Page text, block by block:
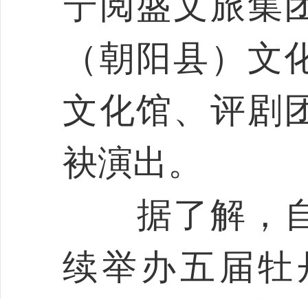
（朝阳县）
文化馆、评剧
袂演出。
据了解，自
续举办五届